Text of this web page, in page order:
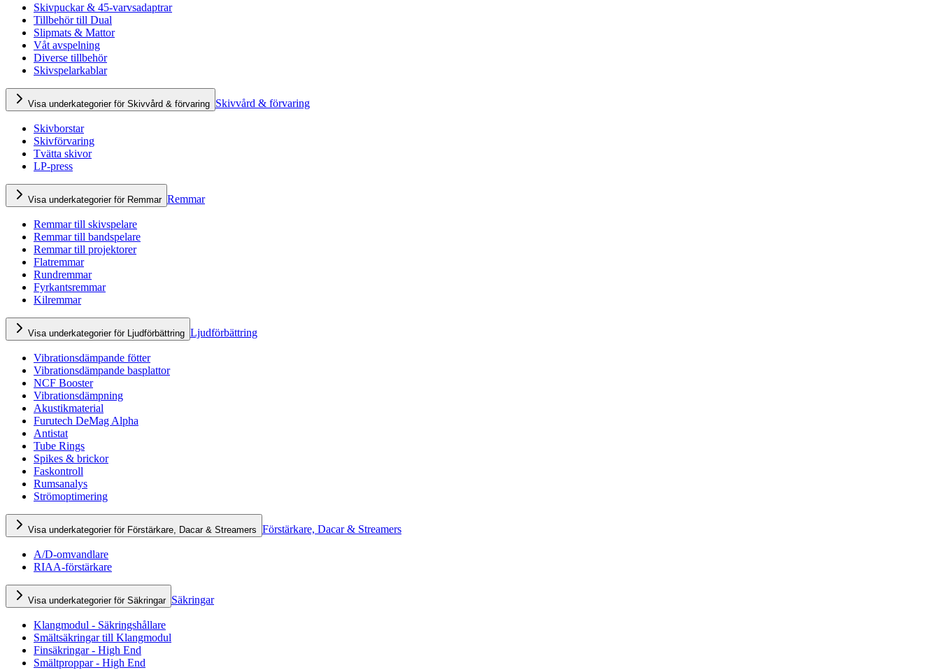
Skivpuckar & 45-varvsadaptrar
Tillbehör till Dual
Slipmats & Mattor
Våt avspelning
Diverse tillbehör
Skivspelarkablar
Visa underkategorier för Skivvård & förvaring Skivvård & förvaring
Skivborstar
Skivförvaring
Tvätta skivor
LP-press
Visa underkategorier för Remmar Remmar
Remmar till skivspelare
Remmar till bandspelare
Remmar till projektorer
Flatremmar
Rundremmar
Fyrkantsremmar
Kilremmar
Visa underkategorier för Ljudförbättring Ljudförbättring
Vibrationsdämpande fötter
Vibrationsdämpande basplattor
NCF Booster
Vibrationsdämpning
Akustikmaterial
Furutech DeMag Alpha
Antistat
Tube Rings
Spikes & brickor
Faskontroll
Rumsanalys
Strömoptimering
Visa underkategorier för Förstärkare, Dacar & Streamers Förstärkare, Dacar & Streamers
A/D-omvandlare
RIAA-förstärkare
Visa underkategorier för Säkringar Säkringar
Klangmodul - Säkringshållare
Smältsäkringar till Klangmodul
Finsäkringar - High End
Smältproppar - High End